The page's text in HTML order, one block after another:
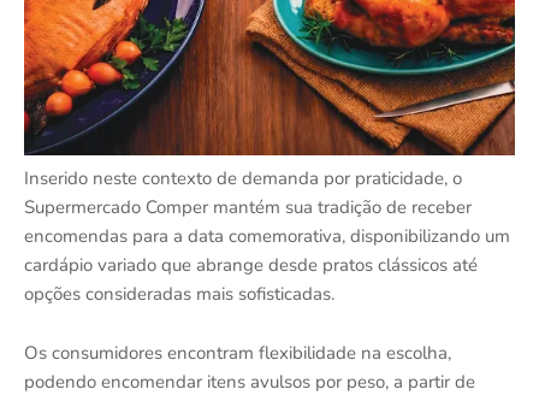
Inserido neste contexto de demanda por praticidade, o
Supermercado Comper mantém sua tradição de receber
encomendas para a data comemorativa, disponibilizando um
cardápio variado que abrange desde pratos clássicos até
opções consideradas mais sofisticadas.
Os consumidores encontram flexibilidade na escolha,
podendo encomendar itens avulsos por peso, a partir de